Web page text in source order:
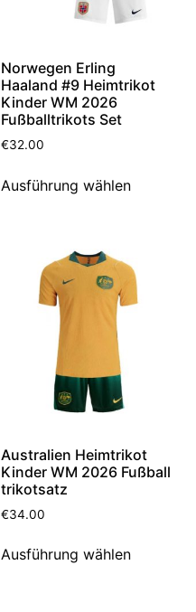
Norwegen Erling
Haaland #9 Heimtrikot
Kinder WM 2026
Fußballtrikots Set
€32.00
Ausführung wählen
Australien Heimtrikot
Kinder WM 2026 Fußball
trikotsatz
€34.00
Ausführung wählen